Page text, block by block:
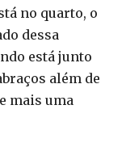
no quarto, o
dessa
está junto
além de
mais uma